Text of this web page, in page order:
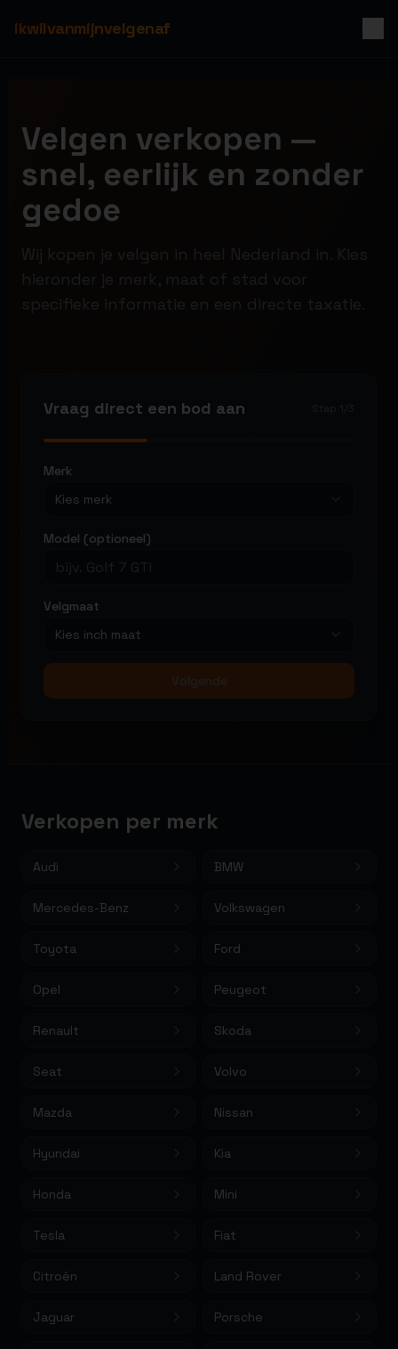
ikwilvanmijnvelgenaf
Velgen verkopen —
snel, eerlijk en zonder
gedoe
Wij kopen je velgen in heel Nederland in. Kies
hieronder je merk, maat of stad voor
specifieke informatie en een directe taxatie.
Vraag direct een bod aan
Merk
Kies merk
Model (optioneel)
Velgmaat
Kies inch maat
Volgende
Verkopen per merk
Audi BMW
Mercedes-Benz Volkswagen
Toyota Ford
Opel Peugeot
Renault Skoda
Seat Volvo
Mazda Nissan
Hyundai Kia
Honda Mini
Tesla Fiat
Citroën Land Rover
Jaguar Porsche